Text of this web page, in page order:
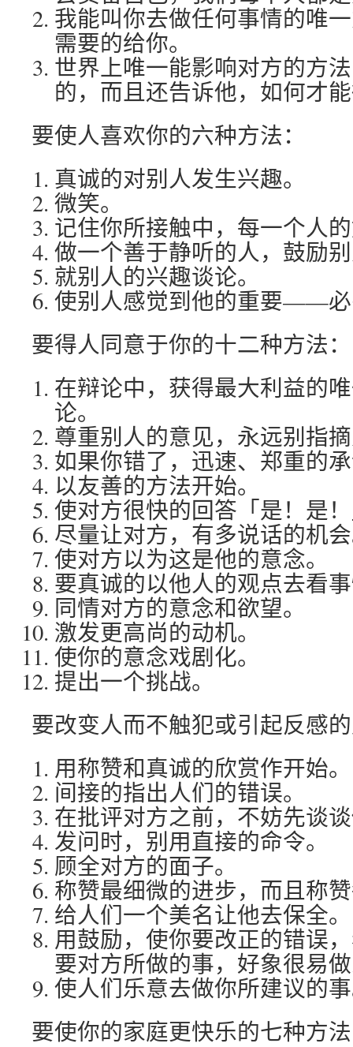
我能叫你去做任何事情的唯
需要的给你。
世界上唯一能影响对方的方
的，而且还告诉他，如何才
要使人喜欢你的六种方法：
真诚的对别人发生兴趣。
微笑。
记住你所接触中，每一个人
做一个善于静听的人，鼓励
就别人的兴趣谈论。
使别人感觉到他的重要——
要得人同意于你的十二种方法：
在辩论中，获得最大利益的
论。
尊重别人的意见，永远别指
如果你错了，迅速、郑重的
以友善的方法开始。
使对方很快的回答「是！是
尽量让对方，有多说话的机
使对方以为这是他的意念。
要真诚的以他人的观点去看
同情对方的意念和欲望。
激发更高尚的动机。
使你的意念戏剧化。
提出一个挑战。
要改变人而不触犯或引起反感
用称赞和真诚的欣赏作开始。
间接的指出人们的错误。
在批评对方之前，不妨先谈
发问时，别用直接的命令。
顾全对方的面子。
称赞最细微的进步，而且称
给人们一个美名让他去保全。
用鼓励，使你要改正的错误
要对方所做的事，好象很易
使人们乐意去做你所建议的
要使你的家庭更快乐的七种方